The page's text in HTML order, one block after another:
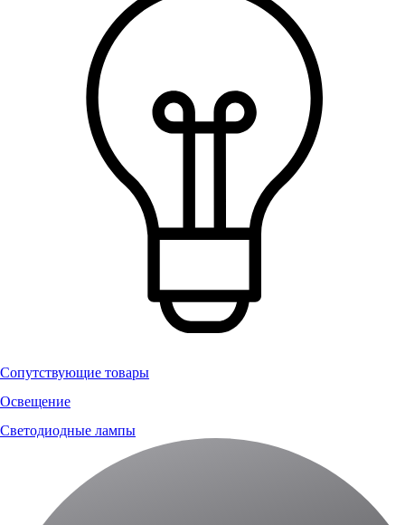
Сопутствующие товары
Освещение
Светодиодные лампы